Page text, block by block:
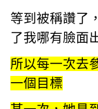
等到被稱讚了
了我哪有臉面
所以每一次去
一個目標